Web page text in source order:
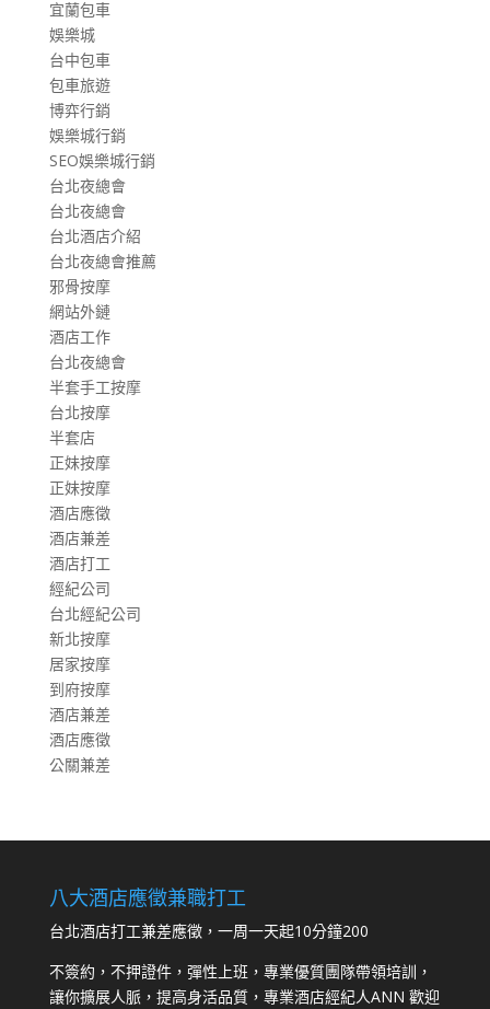
宜蘭包車
娛樂城
台中包車
包車旅遊
博弈行銷
娛樂城行銷
SEO娛樂城行銷
台北夜總會
台北夜總會
台北酒店介紹
台北夜總會推薦
邪骨按摩
網站外鏈
酒店工作
台北夜總會
半套手工按摩
台北按摩
半套店
正妹按摩
正妹按摩
酒店應徵
酒店兼差
酒店打工
經紀公司
台北經紀公司
新北按摩
居家按摩
到府按摩
酒店兼差
酒店應徵
公關兼差
八大酒店應徵兼職打工
台北酒店打工兼差應徵，一周一天起10分鐘200
不簽約，不押證件，彈性上班，專業優質團隊帶領培訓，
讓你擴展人脈，提高身活品質，專業酒店經紀人ANN 歡迎